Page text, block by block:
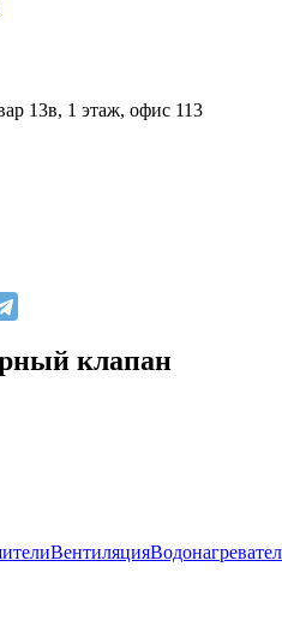
13в, 1 этаж, офис 113
клапан
Вентиляция